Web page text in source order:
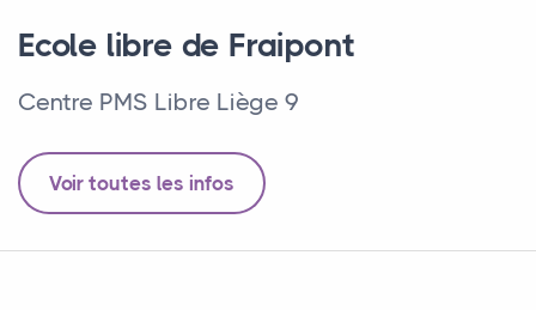
Ecole libre de Fraipont
Centre PMS Libre Liège 9
Voir toutes les infos